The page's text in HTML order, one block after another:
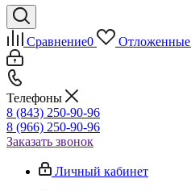
Сравнение0 Отложенные
Телефоны
8 (843) 250-90-96
8 (966) 250-90-96
Заказать звонок
Личный кабинет